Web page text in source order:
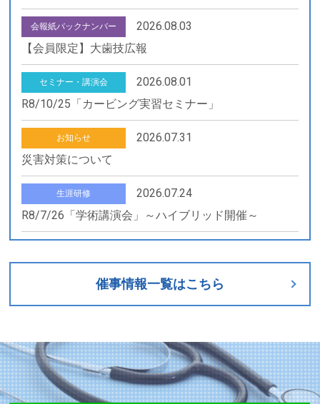
会報紙バックナンバー
2026.08.03
【会員限定】大歯技広報
セミナー・講演会
2026.08.01
R8/10/25「カービング実習セミナー」
お知らせ
2026.07.31
災害対策について
生涯研修
2026.07.24
R8/7/26「学術講演会」～ハイブリッド開催～
会員限定
2026.07.15
ペイメントサービス」 の周知および導入推進へのご
協力について（依頼）
お知らせ
2026.07.10
催事情報一覧はこちら